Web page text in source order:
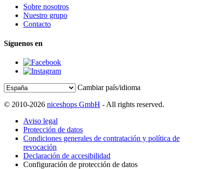
Sobre nosotros
Nuestro grupo
Contacto
Síguenos en
Cambiar país/idioma
© 2010-2026 niceshops GmbH - All rights reserved.
Aviso legal
Protección de datos
Condiciones generales de contratación y política de
revocación
Declaración de accesibilidad
Configuración de protección de datos